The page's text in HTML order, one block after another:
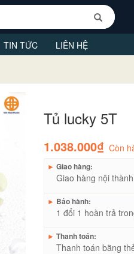
TIN TỨC LIÊN HỆ
Tủ lucky 5T
1.038.000₫ Còn
► Giao hàng:
Giao hàng nội
► Bảo hành:
1 đổi 1 hoàn trả
► Thanh toán:
Thanh toán bằng